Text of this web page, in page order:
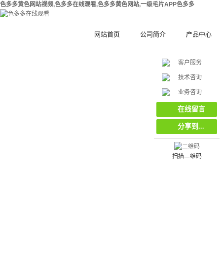
色多多黄色网站视频,色多多在线观看,色多多黄色网站,一级毛片APP色多多
网站首页 公司简介
合作伙伴
产品中心
挡
木塑拼装式围
集装箱集成房
工地工程施工
栏栅栏
环保复合材料
客户服务
技术咨询
业务咨询
在线留言
分享到...
扫描二维码